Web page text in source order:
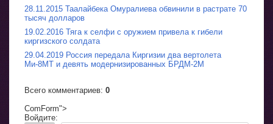
28.11.2015 Таалайбека Омуралиева обвинили в растрате 70
тысяч долларов
19.02.2016 Тяга к селфи с оружием привела к гибели
киргизского солдата
29.04.2019 Россия передала Киргизии два вертолета
Ми-8МТ и девять модернизированных БРДМ-2М
Всего комментариев: 0
ComForm">
Войдите: